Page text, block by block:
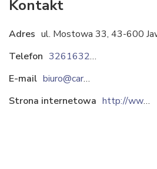
Kontakt
Adres ul. Mostowa 33, 43-600
Telefon
326163224
E-mail
biuro@carbo-wagi.pl
Strona internetowa
http://www.carbo-wagi.pl